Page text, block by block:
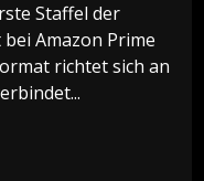
Staffel der
Amazon Prime
richtet sich an